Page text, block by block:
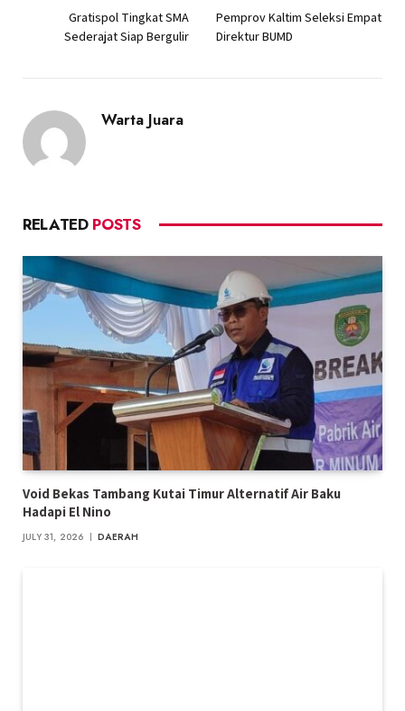
Gratispol Tingkat SMA
Sederajat Siap Bergulir
Pemprov Kaltim Seleksi Empat
Direktur BUMD
Warta Juara
RELATED POSTS
Void Bekas Tambang Kutai Timur Alternatif Air Baku
Hadapi El Nino
JULY 31, 2026 DAERAH